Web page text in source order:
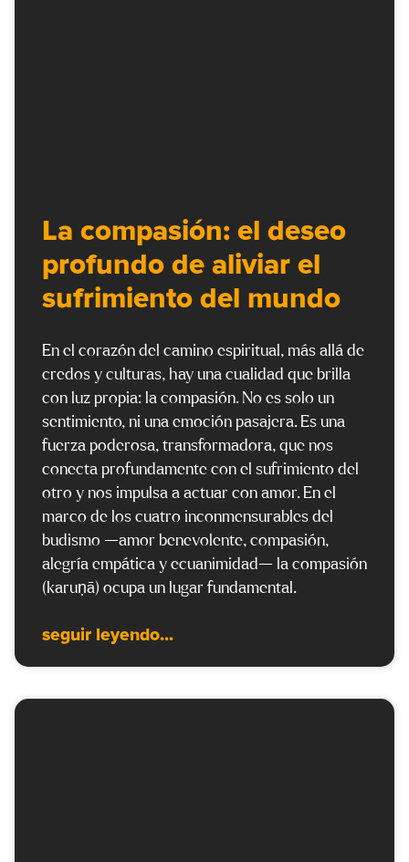
La compasión: el deseo
profundo de aliviar el
sufrimiento del mundo
En el corazón del camino espiritual, más allá de
credos y culturas, hay una cualidad que brilla
con luz propia: la compasión. No es solo un
sentimiento, ni una emoción pasajera. Es una
fuerza poderosa, transformadora, que nos
conecta profundamente con el sufrimiento del
otro y nos impulsa a actuar con amor. En el
marco de los cuatro inconmensurables del
budismo —amor benevolente, compasión,
alegría empática y ecuanimidad— la compasión
(karuṇā) ocupa un lugar fundamental.
seguir leyendo...